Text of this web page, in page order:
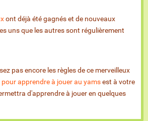
ont déjà été gagnés et de nouveaux
uns que les autres sont régulièrement
pas encore les règles de ce merveilleux
apprendre à jouer au yamsest à votre
d'apprendre à jouer en quelques